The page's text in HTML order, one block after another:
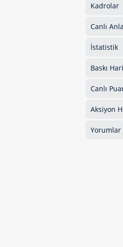
Kadrolar
Canlı
İstatistik
Baskı
Canlı
Aksiyon
Yorumlar